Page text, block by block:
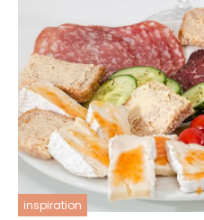
inspiration